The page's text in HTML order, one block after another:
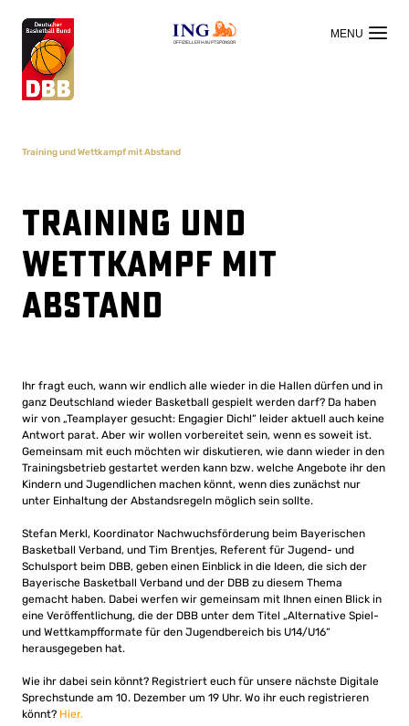
OFFIZIELLER HAUPTSPONSOR
Training und Wettkampf mit Abstand
Training und
Wettkampf mit
Abstand
Ihr fragt euch, wann wir endlich alle wieder in die Hallen dürfen und in
ganz Deutschland wieder Basketball gespielt werden darf? Da haben
wir von „Teamplayer gesucht: Engagier Dich!“ leider aktuell auch keine
Antwort parat. Aber wir wollen vorbereitet sein, wenn es soweit ist.
Gemeinsam mit euch möchten wir diskutieren, wie dann wieder in den
Trainingsbetrieb gestartet werden kann bzw. welche Angebote ihr den
Kindern und Jugendlichen machen könnt, wenn dies zunächst nur
unter Einhaltung der Abstandsregeln möglich sein sollte.
Stefan Merkl, Koordinator Nachwuchsförderung beim Bayerischen
Basketball Verband, und Tim Brentjes, Referent für Jugend- und
Schulsport beim DBB, geben einen Einblick in die Ideen, die sich der
Bayerische Basketball Verband und der DBB zu diesem Thema
gemacht haben. Dabei werfen wir gemeinsam mit Ihnen einen Blick in
eine Veröffentlichung, die der DBB unter dem Titel „Alternative Spiel-
und Wettkampfformate für den Jugendbereich bis U14/U16“
herausgegeben hat.
Wie ihr dabei sein könnt? Registriert euch für unsere nächste Digitale
Sprechstunde am 10. Dezember um 19 Uhr. Wo ihr euch registrieren
könnt? Hier.